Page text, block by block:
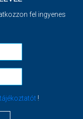
fel ingyenes
!